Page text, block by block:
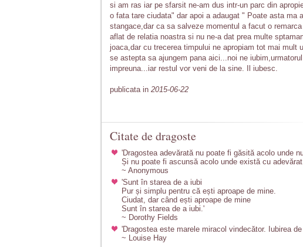
si am ras iar pe sfarsit ne-am dus intr-un parc din
o fata tare ciudata" dar apoi a adaugat " Poate asta
stangace,dar ca sa salveze momentul a facut o
aflat de relatia noastra si nu ne-a dat prea multe
joaca,dar cu trecerea timpului ne apropiam tot mai
se astepta sa ajungem pana aici...noi ne
impreuna...iar restul vor veni de la sine. Il iubesc.
publicata in 2015-06-22
Citate de dragoste
'Dragostea adevărată nu poate fi găsită acolo unde
Și nu poate fi ascunsă acolo unde există cu
~ Anonymous
'Sunt în starea de a iubi
Pur și simplu pentru că ești aproape de mine.
Ciudat, dar când ești aproape de mine
Sunt în starea de a iubi.'
~ Dorothy Fields
'Dragostea este marele miracol vindecător. Iubirea
~ Louise Hay